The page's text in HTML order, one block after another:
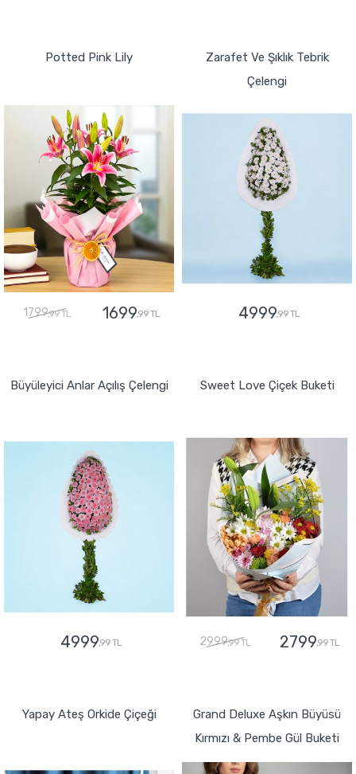
Potted Pink Lily
1799,99 TL 1699,99 TL
Zarafet Ve Şıklık Tebrik
Çelengi
4999,99 TL
Büyüleyici Anlar Açılış Çelengi
4999,99 TL
Sweet Love Çiçek Buketi
2999,99 TL 2799,99 TL
Yapay Ateş Orkide Çiçeği
Grand Deluxe Aşkın Büyüsü
Kırmızı & Pembe Gül Buketi